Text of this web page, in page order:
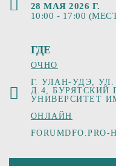
28 МАЯ 2026 Г.
10:00 - 17:00
ГДЕ
ОЧНО
Г. УЛАН-УДЭ,
Д.4,БУРЯТСКИЙ
УНИВЕРСИТЕТ
ОНЛАЙН
FORUMDFO.PRO-